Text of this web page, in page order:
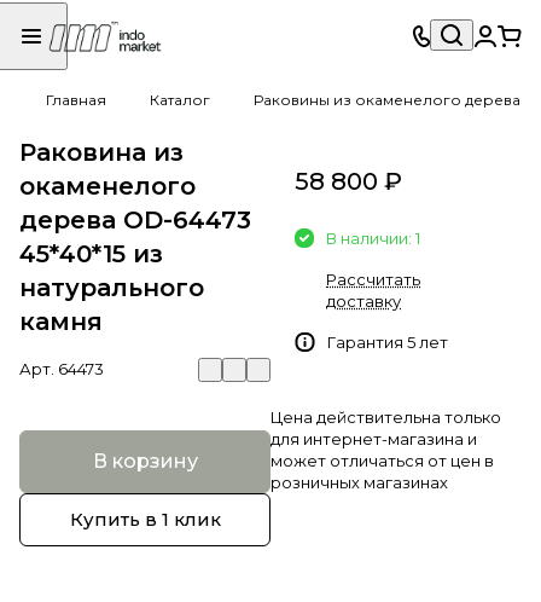
Главная Каталог Раковины из окаменелого дерева
Раковина из
окаменелого
дерева OD-64473
45*40*15 из
натурального
камня
Арт. 64473
В корзину
Купить в 1 клик
58 800 ₽
В наличии: 1
Рассчитать
доставку
Гарантия 5 лет
Цена действительна только
для интернет-магазина и
может отличаться от цен в
розничных магазинах